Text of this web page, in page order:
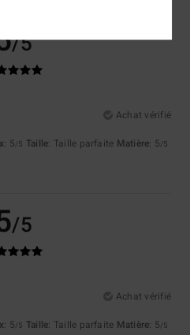
/5
Achat vérifié
: 5/5 Taille: Taille parfaite Matière: 5/5
/5
Achat vérifié
: 5/5 Taille: Taille parfaite Matière: 5/5